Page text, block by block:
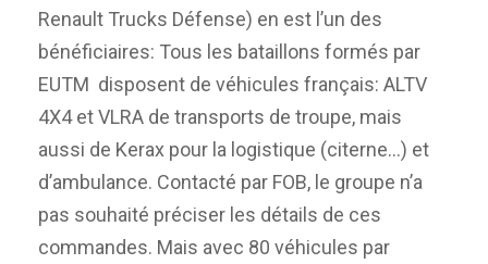
Renault Trucks Défense) en est l’un des
bénéficiaires: Tous les bataillons formés par
EUTM disposent de véhicules français: ALTV
4X4 et VLRA de transports de troupe, mais
aussi de Kerax pour la logistique (citerne…) et
d’ambulance. Contacté par FOB, le groupe n’a
pas souhaité préciser les détails de ces
commandes. Mais avec 80 véhicules par